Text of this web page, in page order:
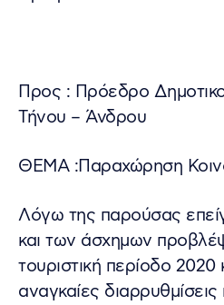
Προς : Πρόεδρο
Τήνου – Άνδρου
ΘΕΜΑ :Παραχώρηση
Λόγω της παρούσας
και των άσχημων
τουριστική περίοδο 2020
αναγκαίες